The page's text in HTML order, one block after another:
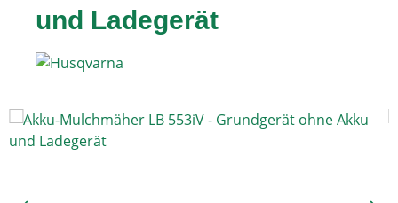
und Ladegerät
Bildergalerie überspringen